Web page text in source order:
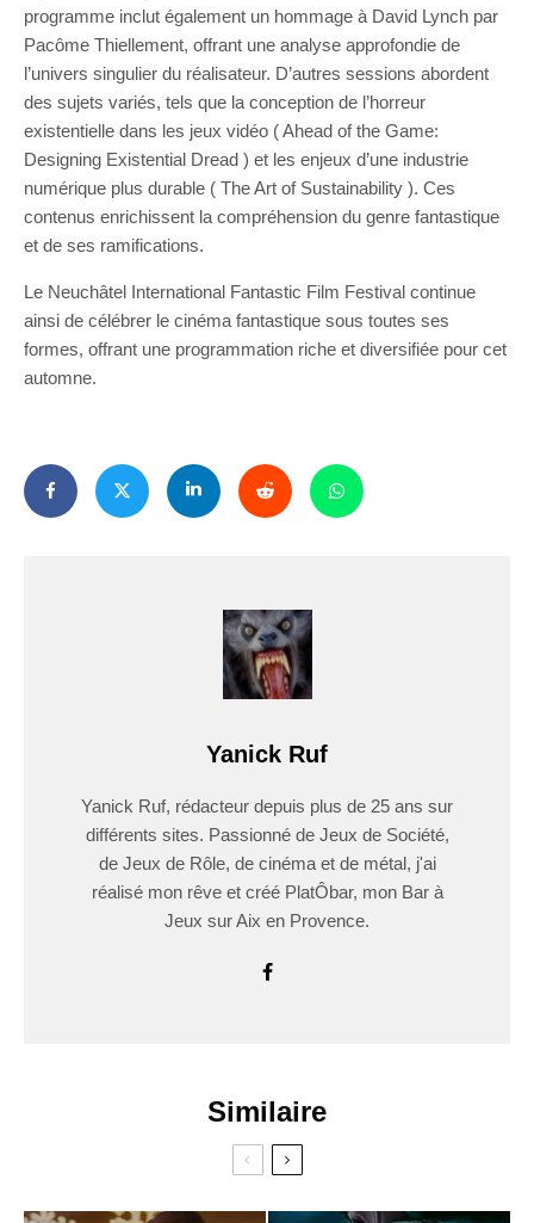
programme inclut également un hommage à David Lynch par
Pacôme Thiellement, offrant une analyse approfondie de
l’univers singulier du réalisateur. D’autres sessions abordent
des sujets variés, tels que la conception de l’horreur
existentielle dans les jeux vidéo ( Ahead of the Game:
Designing Existential Dread ) et les enjeux d’une industrie
numérique plus durable ( The Art of Sustainability ). Ces
contenus enrichissent la compréhension du genre fantastique
et de ses ramifications.
Le Neuchâtel International Fantastic Film Festival continue
ainsi de célébrer le cinéma fantastique sous toutes ses
formes, offrant une programmation riche et diversifiée pour cet
automne.
Yanick Ruf
Yanick Ruf, rédacteur depuis plus de 25 ans sur
différents sites. Passionné de Jeux de Société,
de Jeux de Rôle, de cinéma et de métal, j'ai
réalisé mon rêve et créé PlatÔbar, mon Bar à
Jeux sur Aix en Provence.
Similaire